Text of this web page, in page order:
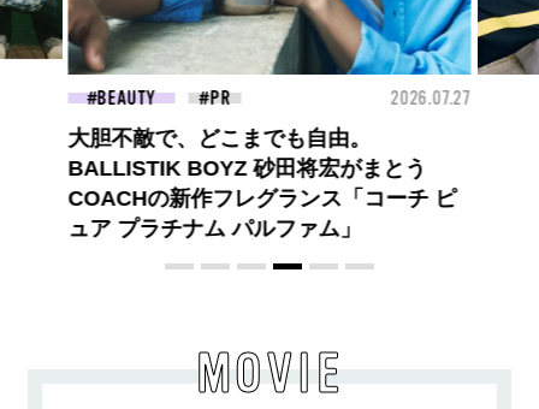
FASHION 2026.07.09
ロエベの新しい世界へようこそ。大胆な
コントラストとレイヤードの先に。装う
喜び、明るいスピリット
MOVIE